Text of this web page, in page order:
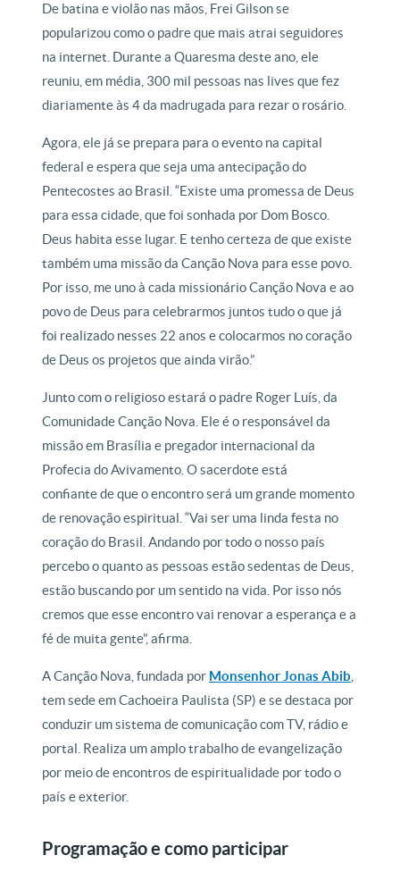
De batina e violão nas mãos, Frei Gilson se
popularizou como o padre que mais atrai seguidores
na internet. Durante a Quaresma deste ano, ele
reuniu, em média, 300 mil pessoas nas lives que fez
diariamente às 4 da madrugada para rezar o rosário.
Agora, ele já se prepara para o evento na capital
federal e espera que seja uma antecipação do
Pentecostes ao Brasil. “Existe uma promessa de Deus
para essa cidade, que foi sonhada por Dom Bosco.
Deus habita esse lugar. E tenho certeza de que existe
também uma missão da Canção Nova para esse povo.
Por isso, me uno à cada missionário Canção Nova e ao
povo de Deus para celebrarmos juntos tudo o que já
foi realizado nesses 22 anos e colocarmos no coração
de Deus os projetos que ainda virão.”
Junto com o religioso estará o padre Roger Luís, da
Comunidade Canção Nova. Ele é o responsável da
missão em Brasília e pregador internacional da
Profecia do Avivamento. O sacerdote está
confiante de que o encontro será um grande momento
de renovação espiritual. “Vai ser uma linda festa no
coração do Brasil. Andando por todo o nosso país
percebo o quanto as pessoas estão sedentas de Deus,
estão buscando por um sentido na vida. Por isso nós
cremos que esse encontro vai renovar a esperança e a
fé de muita gente”, afirma.
A Canção Nova, fundada por Monsenhor Jonas Abib
tem sede em Cachoeira Paulista (SP) e se destaca por
conduzir um sistema de comunicação com TV, rádio e
portal. Realiza um amplo trabalho de evangelização
por meio de encontros de espiritualidade por todo o
país e exterior.
Programação e como participar